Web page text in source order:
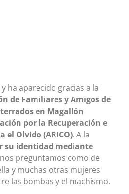
ha aparecido gracias a la
de Familiares y Amigos de
en Magallón
por la Recuperación e
el Olvido (ARICO). A la
su identidad mediante
preguntamos cómo de
y muchas otras mujeres
las bombas y el machismo.